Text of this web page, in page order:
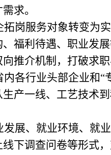
求。
拓岗服务对象转变为
福利待遇、职业发
推介机制，打破求
内各行业头部企业和“
产一线、工艺技术
发展、就业环境、就
下调查问卷等形式